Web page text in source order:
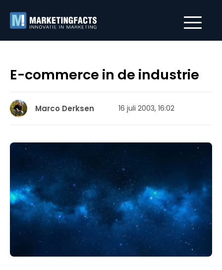
E-commerce in de industrie
Marco Derksen 16 juli 2003, 16:02